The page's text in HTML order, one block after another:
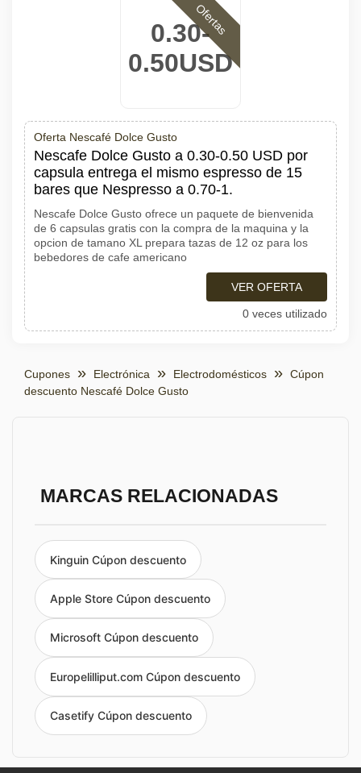
0.30-
0.50USD
Ofertas
Oferta Nescafé Dolce Gusto
Nescafe Dolce Gusto a 0.30-0.50 USD por
capsula entrega el mismo espresso de 15
bares que Nespresso a 0.70-1.
Nescafe Dolce Gusto ofrece un paquete de bienvenida
de 6 capsulas gratis con la compra de la maquina y la
opcion de tamano XL prepara tazas de 12 oz para los
bebedores de cafe americano
VER OFERTA
0 veces utilizado
Cupones Electrónica Electrodomésticos
Cúpon
descuento Nescafé Dolce Gusto
MARCAS RELACIONADAS
Kinguin Cúpon descuento
Apple Store Cúpon descuento
Microsoft Cúpon descuento
Europelilliput.com Cúpon descuento
Casetify Cúpon descuento